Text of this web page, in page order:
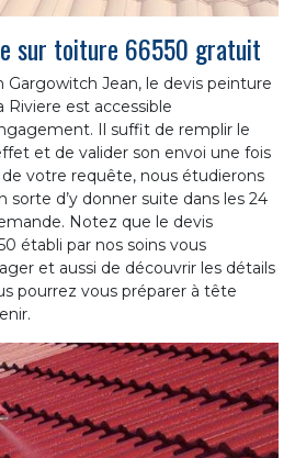
sur toiture 66550 gratuit
Gargowitch Jean, le devis peinture
Riviere est accessible
Il suffit de remplir le
et de valider son envoi une fois
votre requête, nous étudierons
d’y donner suite dans les 24
Notez que le devis
établi par nos soins vous
et aussi de découvrir les détails
pourrez vous préparer à tête